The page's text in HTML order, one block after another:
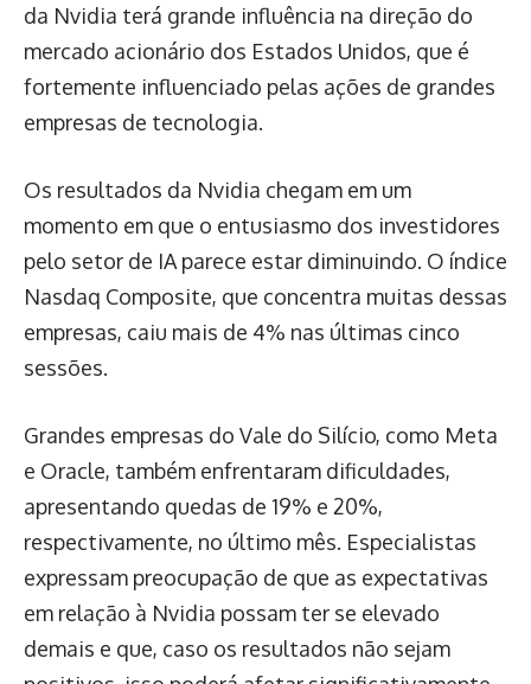
da Nvidia terá grande influência na direção do
mercado acionário dos Estados Unidos, que é
fortemente influenciado pelas ações de grandes
empresas de tecnologia.
Os resultados da Nvidia chegam em um
momento em que o entusiasmo dos investidores
pelo setor de IA parece estar diminuindo. O índice
Nasdaq Composite, que concentra muitas dessas
empresas, caiu mais de 4% nas últimas cinco
sessões.
Grandes empresas do Vale do Silício, como Meta
e Oracle, também enfrentaram dificuldades,
apresentando quedas de 19% e 20%,
respectivamente, no último mês. Especialistas
expressam preocupação de que as expectativas
em relação à Nvidia possam ter se elevado
demais e que, caso os resultados não sejam